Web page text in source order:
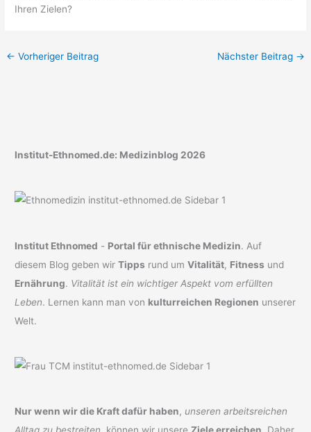
Ihren Zielen?
← Vorheriger Beitrag Nächster Beitrag →
Institut-Ethnomed.de: Medizinblog 2026
Institut Ethnomed - Portal für ethnische Medizin. Auf
diesem Blog geben wirTipps rund umVitalität, Fitness und
Ernährung. Vitalität ist ein wichtiger Aspekt vom erfüllten
Leben. Lernen kann man von kulturreichen Regionen unserer
Welt.
Nur wenn wir die Kraft dafür haben, unseren arbeitsreichen